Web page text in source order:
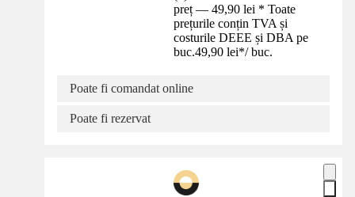
preț — 49,90 lei * Toate
prețurile conțin TVA și
costurile DEEE și DBA pe
buc.49,90 lei*/ buc.
Poate fi comandat online
Poate fi rezervat